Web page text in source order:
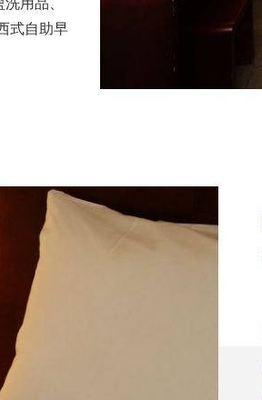
式自助早